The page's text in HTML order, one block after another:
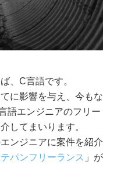
、C言語です。
に影響を与え、今もな
語エンジニアのフリー
してまいります。
ンジニアに案件を紹介
パンフリーランス 」が